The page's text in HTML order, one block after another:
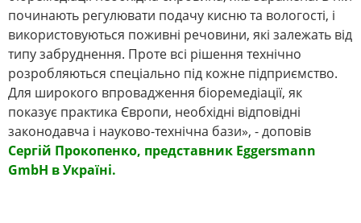
починають регулювати подачу кисню та вологості, і
використовуються поживні речовини, які залежать від
типу забруднення. Проте всі рішення технічно
розробляються спеціально під кожне підприємство.
Для широкого впровадження біоремедіації, як
показує практика Європи, необхідні відповідні
законодавча і науково-технічна бази», - доповів
Сергій Прокопенко, представник Eggersmann
GmbH в Україні.